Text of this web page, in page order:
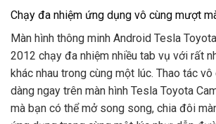
Chạy đa nhiệm ứng dụng vô cùng mượt
Màn hình thông minh Android Tesla
2012 chạy đa nhiệm nhiều tab vụ với rất
khác nhau trong cùng một lúc. Thao tác
dàng ngay trên màn hình Tesla Toyota
mà bạn có thể mở song song, chia đôi